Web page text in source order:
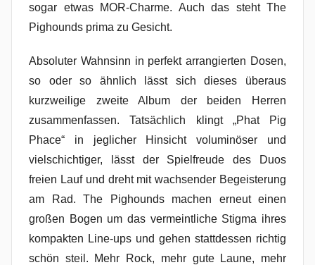
sogar etwas MOR-Charme. Auch das steht The
Pighounds prima zu Gesicht.
Absoluter Wahnsinn in perfekt arrangierten Dosen,
so oder so ähnlich lässt sich dieses überaus
kurzweilige zweite Album der beiden Herren
zusammenfassen. Tatsächlich klingt „Phat Pig
Phace“ in jeglicher Hinsicht voluminöser und
vielschichtiger, lässt der Spielfreude des Duos
freien Lauf und dreht mit wachsender Begeisterung
am Rad. The Pighounds machen erneut einen
großen Bogen um das vermeintliche Stigma ihres
kompakten Line-ups und gehen stattdessen richtig
schön steil. Mehr Rock, mehr gute Laune, mehr